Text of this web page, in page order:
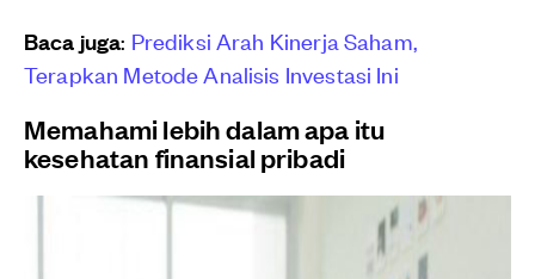
Baca juga: Prediksi Arah Kinerja Saham,
Terapkan Metode Analisis Investasi Ini
Memahami lebih dalam apa itu
kesehatan finansial pribadi